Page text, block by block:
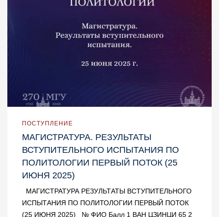
ПОСТУПЛЕНИЕ
МАГИСТРАТУРА. РЕЗУЛЬТАТЫ
ВСТУПИТЕЛЬНОГО ИСПЫТАНИЯ ПО
ПОЛИТОЛОГИИ ПЕРВЫЙ ПОТОК (25
ИЮНЯ 2025)
МАГИСТРАТУРА РЕЗУЛЬТАТЫ ВСТУПИТЕЛЬНОГО
ИСПЫТАНИЯ ПО ПОЛИТОЛОГИИ ПЕРВЫЙ ПОТОК
(25 ИЮНЯ 2025) № ФИО Балл 1 ВАН ЦЗИНЦИ 65 2